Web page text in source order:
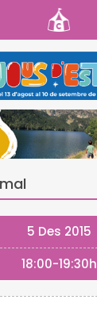
5 Des 2015
18:00-19:30h